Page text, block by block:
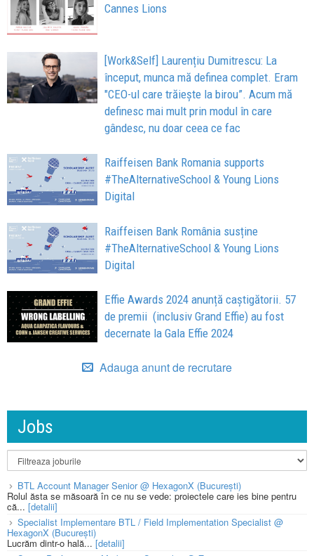
Cannes Lions
[Work&Self] Laurențiu Dumitrescu: La
început, munca mă definea complet. Eram
"CEO-ul care trăiește la birou”. Acum mă
definesc mai mult prin modul în care
gândesc, nu doar ceea ce fac
Raiffeisen Bank Romania supports
#TheAlternativeSchool & Young Lions
Digital
Raiffeisen Bank România susține
#TheAlternativeSchool & Young Lions
Digital
Effie Awards 2024 anunță caștigătorii. 57
de premii (inclusiv Grand Effie) au fost
decernate la Gala Effie 2024
Adauga anunt de recrutare
Jobs
BTL Account Manager Senior @ HexagonX (București)
Rolul ăsta se măsoară în ce nu se vede: proiectele care ies bine pentru
că... [detalii]
Specialist Implementare BTL / Field Implementation Specialist @
HexagonX (București)
Lucrăm dintr-o hală... [detalii]